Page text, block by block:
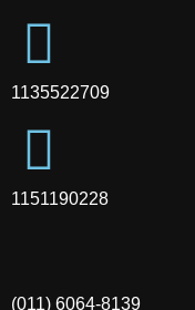
1135522709
1151190228
(011) 6064-8139